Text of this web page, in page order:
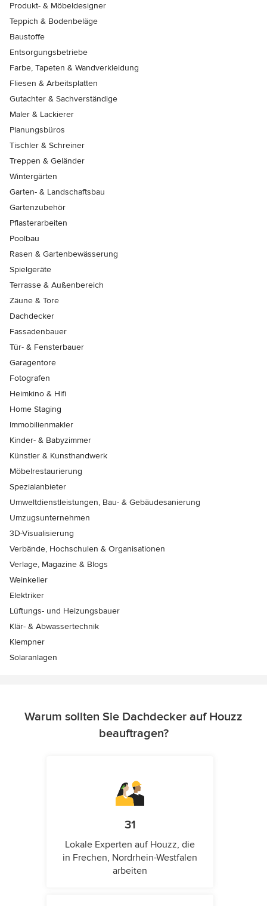
Produkt- & Möbeldesigner
Teppich & Bodenbeläge
Baustoffe
Entsorgungsbetriebe
Farbe, Tapeten & Wandverkleidung
Fliesen & Arbeitsplatten
Gutachter & Sachverständige
Maler & Lackierer
Planungsbüros
Tischler & Schreiner
Treppen & Geländer
Wintergärten
Garten- & Landschaftsbau
Gartenzubehör
Pflasterarbeiten
Poolbau
Rasen & Gartenbewässerung
Spielgeräte
Terrasse & Außenbereich
Zäune & Tore
Dachdecker
Fassadenbauer
Tür- & Fensterbauer
Garagentore
Fotografen
Heimkino & Hifi
Home Staging
Immobilienmakler
Kinder- & Babyzimmer
Künstler & Kunsthandwerk
Möbelrestaurierung
Spezialanbieter
Umweltdienstleistungen, Bau- & Gebäudesanierung
Umzugsunternehmen
3D-Visualisierung
Verbände, Hochschulen & Organisationen
Verlage, Magazine & Blogs
Weinkeller
Elektriker
Lüftungs- und Heizungsbauer
Klär- & Abwassertechnik
Klempner
Solaranlagen
Warum sollten Sie Dachdecker auf Houzz
beauftragen?
31
Lokale Experten auf Houzz, die
in Frechen, Nordrhein-Westfalen
arbeiten